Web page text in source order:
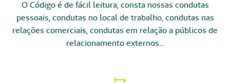
O Código é de fácil leitura, consta nossas condutas
pessoais, condutas no local de trabalho, condutas nas
relações comerciais, condutas em relação a públicos de
relacionamento externos...